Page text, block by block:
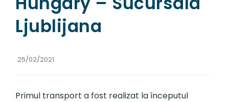
Ljublijana
25/02/2021
Primul transport a fost realizat la începutul